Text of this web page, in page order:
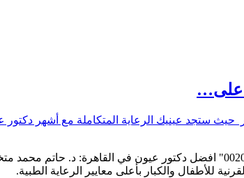
على…
حيث ستجد عينيك الرعاية المتكاملة مع أشهر
رقم تليفون "00201050075910" افضل دكتور عيون في
للأطفال والكبار بأعلى معايير الرعاية الطبية.